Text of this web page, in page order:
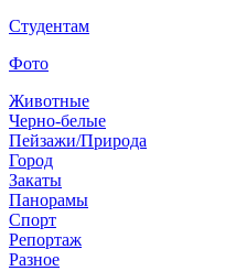
Студентам
Фото
Животные
Черно-белые
Пейзажи/Природа
Город
Закаты
Панорамы
Спорт
Репортаж
Разное